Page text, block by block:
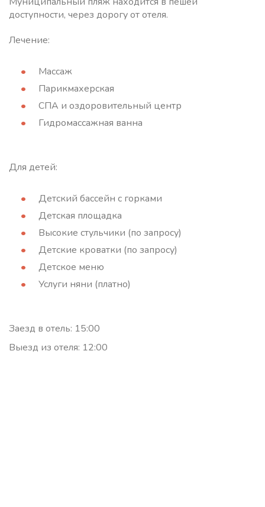
доступности, через дорогу от отеля.
Лечение:
Массаж
Парикмахерская
СПА и оздоровительный центр
Гидромассажная ванна
Для детей:
Детский бассейн с горками
Детская площадка
Высокие стульчики (по запросу)
Детские кроватки (по запросу)
Детское меню
Услуги няни (платно)
Заезд в отель: 15:00
Выезд из отеля: 12:00